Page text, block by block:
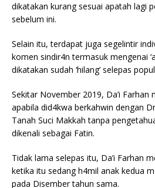
dikatakan kurang sesuai apatah lagi
sebelum ini.
Selain itu, terdapat juga segelintir
komen sindir4n termasuk mengenai
dikatakan sudah ‘hilang’ selepas
Sekitar November 2019, Da’i
apabila did4kwa berkahwin dengan
Tanah Suci Makkah tanpa
dikenali sebagai Fatin.
Tidak lama selepas itu, Da’i Farhan
ketika itu sedang h4mil anak kedua
pada Disember tahun sama.